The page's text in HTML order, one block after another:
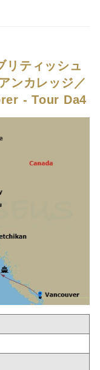
リティッシュ
ンカレッジ／
- Tour Da4